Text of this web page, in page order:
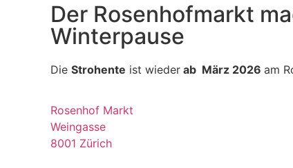
Der Rosenhofmarkt
Winterpause
Die Strohente ist wieder ab März 2026 am
Rosenhof Markt
Weingasse
8001 Zürich